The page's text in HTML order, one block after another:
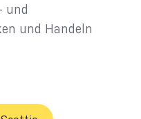
und
und Handeln